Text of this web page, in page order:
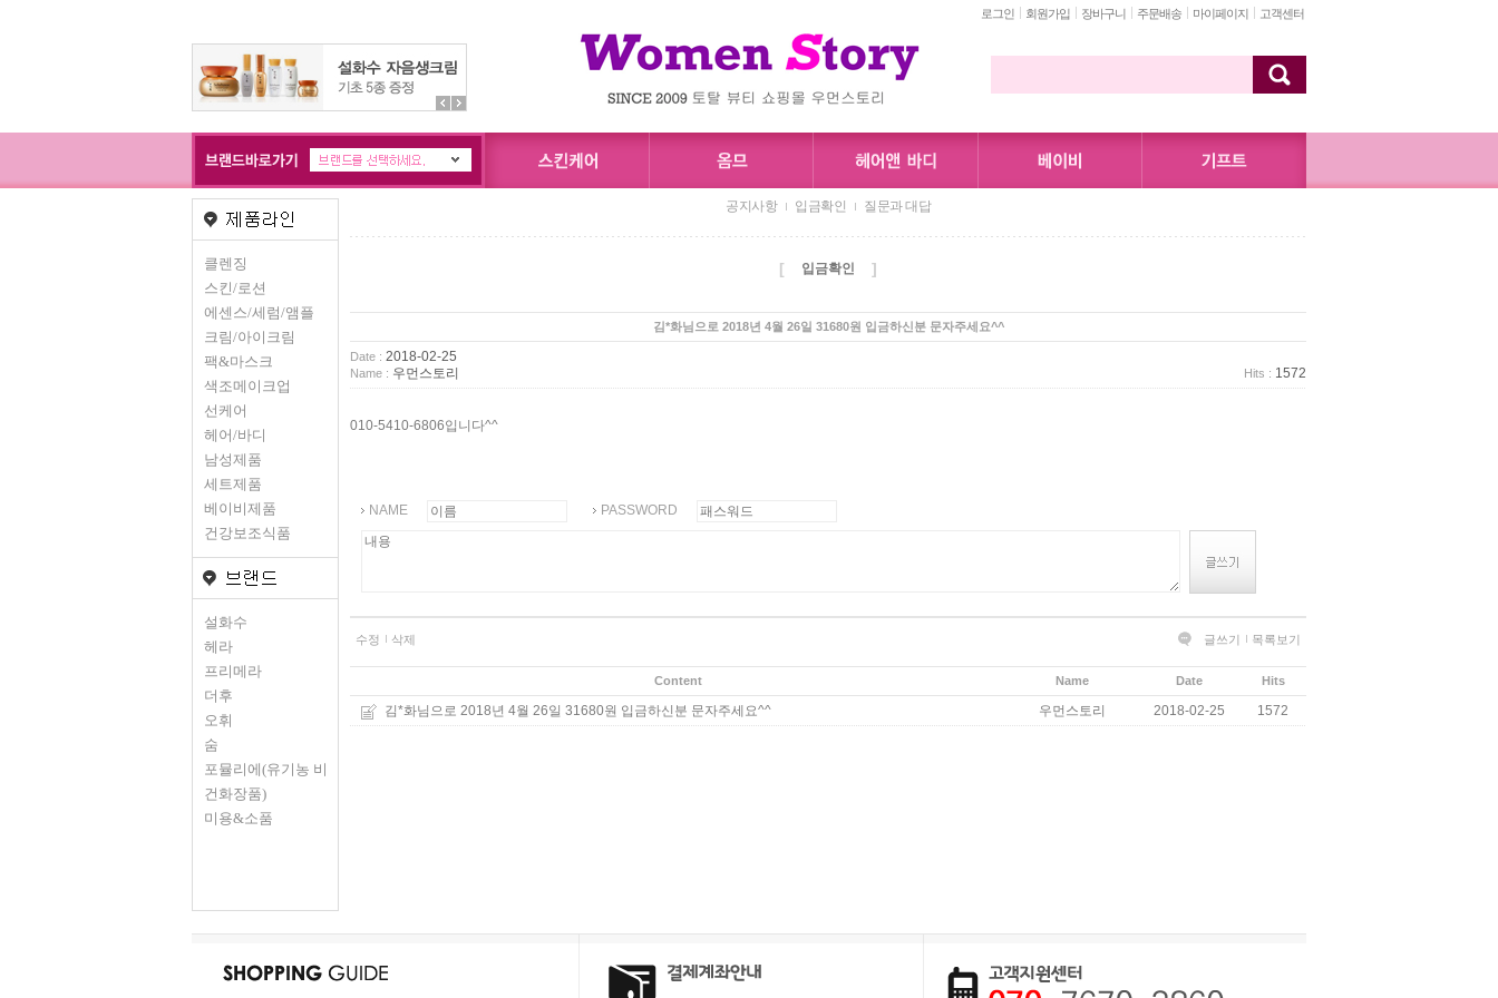
로그인 회원가입 장바구니 주문배송 마이페이지 고객센터
클렌징
스킨/로션
에센스/세럼/앰플
크림/아이크림
팩&마스크
색조메이크업
선케어
헤어/바디
남성제품
세트제품
베이비제품
건강보조식품
설화수
헤라
프리메라
더후
오휘
숨
포뮬리에(유기농 비
건화장품)
미용&소품
공지사항 입금확인 질문과 대답
[ 입금확인 ]
김*화님으로 2018년 4월 26일 31680원 입금하신분 문자주세요^^
Date : 2018-02-25
Name : 우먼스토리 Hits : 1572
010-5410-6806입니다^^
NAME PASSWORD
수정 삭제 글쓰기 목록보기
Content Name Date Hits
김*화님으로 2018년 4월 26일 31680원 입금하신분 문자주세요^^ 우먼스토리 2018-02-25 1572